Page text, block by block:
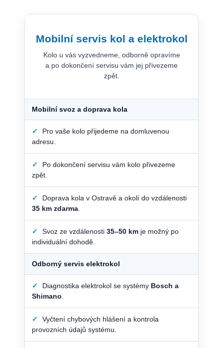
Mobilní servis kol a elektrokol
Kolo u vás vyzvedneme, odborně opravíme
a po dokončení servisu vám jej přivezeme
zpět.
Mobilní svoz a doprava kola
✓
Pro vaše kolo přijedeme na domluvenou
adresu.
✓
Po dokončení servisu vám kolo přivezeme
zpět.
✓
Doprava kola v Ostravě a okolí do vzdálenosti
35 km zdarma
✓ Svoz ze vzdálenosti 35–50 km je možný po
individuální dohodě.
Odborný servis elektrokol
✓ Diagnostika elektrokol se systémy Bosch a
Shimano
✓
Vyčtení chybových hlášení a kontrola
provozních údajů systému.